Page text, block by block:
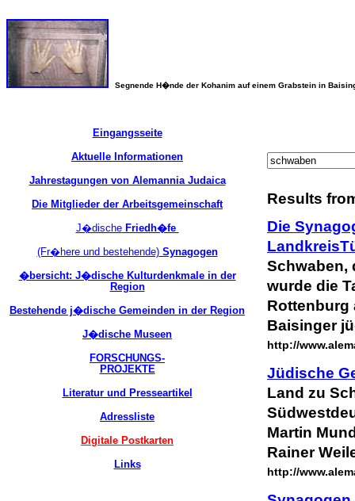
Segnende H�nde der Kohanim auf einem Grabstein in
Eingangsseite
Aktuelle Informationen
Jahrestagungen von Alemannia Judaica
Die Mitglieder der Arbeitsgemeinschaft
J�discheFriedh�fe
(Fr�here und bestehende)Synagogen
�bersicht: J�dische Kulturdenkmale in der
Region
Bestehende j�dische Gemeinden in der Region
J�dische Museen
FORSCHUNGS-
PROJEKTE
Literatur und Presseartikel
Adressliste
Digitale Postkarten
Links
Results
Die
Schwaben,
wurde die
Rottenburg
Baisinger
http://
Jüdische
Land zu
Martin
Rainer
http://